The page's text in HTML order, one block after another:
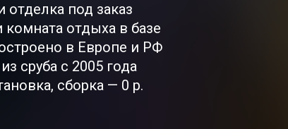
под заказ
отдыха в базе
в Европе и РФ
сруба с 2005 года
сборка — 0 р.